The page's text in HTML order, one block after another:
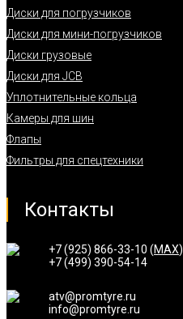
Диски для погрузчиков
Диски для мини-погрузчиков
Диски грузовые
Диски для JCB
Уплотнительные кольца
Камеры для шин
Флапы
Фильтры для спецтехники
Контакты
+7 (925) 866-33-10 (MAX)
+7 (499) 390-54-14
atv@promtyre.ru
info@promtyre.ru